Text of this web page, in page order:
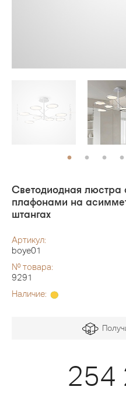
Светодиодная люстра
плафонами на
штангах
Артикул:
boye01
№ товара:
9291
Наличие:
254